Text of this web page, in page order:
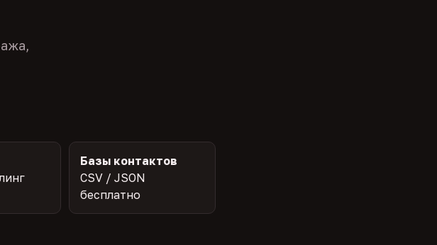
Базы контактов
CSV / JSON
бесплатно